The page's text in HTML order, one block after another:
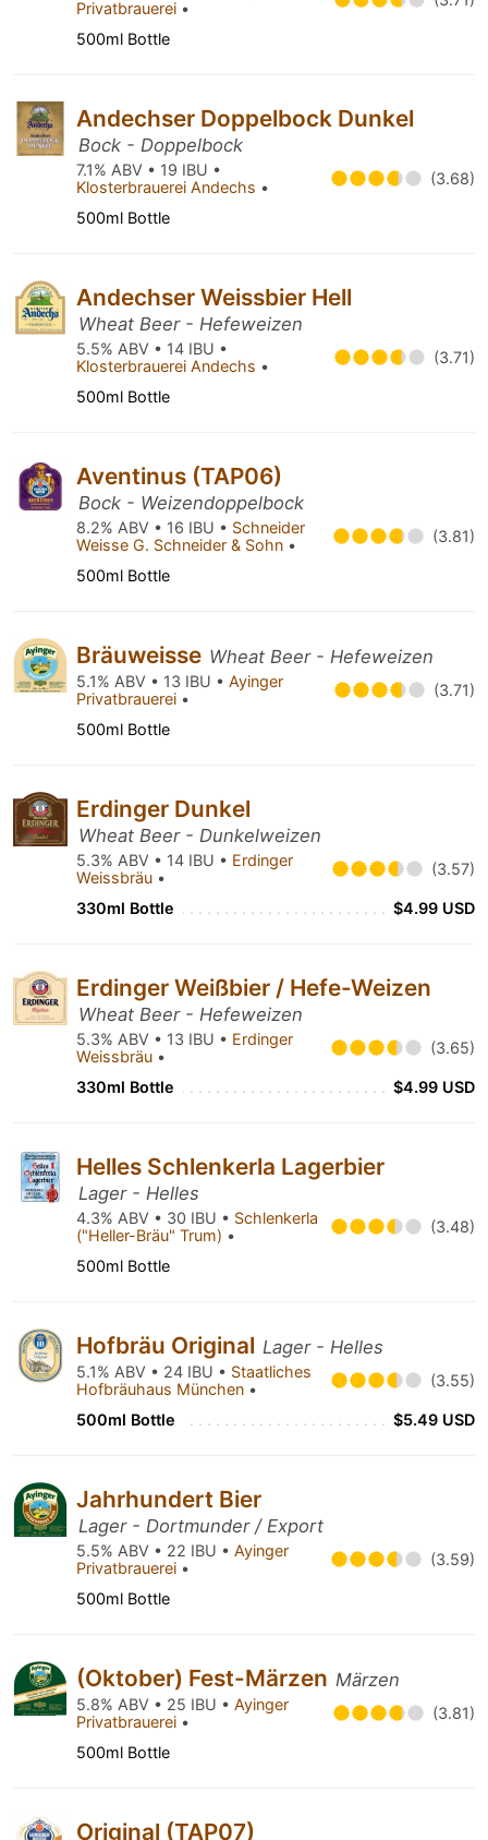
Privatbrauerei •
500ml Bottle
Andechser Doppelbock Dunkel
Bock - Doppelbock
7.1% ABV • 19 IBU •
Klosterbrauerei Andechs • (3.68)
500ml Bottle
Andechser Weissbier Hell
Wheat Beer - Hefeweizen
5.5% ABV • 14 IBU •
Klosterbrauerei Andechs • (3.71)
500ml Bottle
Aventinus (TAP06)
Bock - Weizendoppelbock
8.2% ABV • 16 IBU • Schneider
Weisse G. Schneider & Sohn • (3.81)
500ml Bottle
Bräuweisse Wheat Beer - Hefeweizen
5.1% ABV • 13 IBU • Ayinger
Privatbrauerei • (3.71)
500ml Bottle
Erdinger Dunkel
Wheat Beer - Dunkelweizen
5.3% ABV • 14 IBU • Erdinger
Weissbräu • (3.57)
330ml Bottle $4.99 USD
Erdinger Weißbier / Hefe-Weizen
Wheat Beer - Hefeweizen
5.3% ABV • 13 IBU • Erdinger
Weissbräu • (3.65)
330ml Bottle $4.99 USD
Helles Schlenkerla Lagerbier
Lager - Helles
4.3% ABV • 30 IBU • Schlenkerla
("Heller-Bräu" Trum) • (3.48)
500ml Bottle
Hofbräu Original Lager - Helles
5.1% ABV • 24 IBU • Staatliches
Hofbräuhaus München • (3.55)
500ml Bottle $5.49 USD
Jahrhundert Bier
Lager - Dortmunder / Export
5.5% ABV • 22 IBU • Ayinger
Privatbrauerei • (3.59)
500ml Bottle
(Oktober) Fest-Märzen Märzen
5.8% ABV • 25 IBU • Ayinger
Privatbrauerei • (3.81)
500ml Bottle
Original (TAP07)